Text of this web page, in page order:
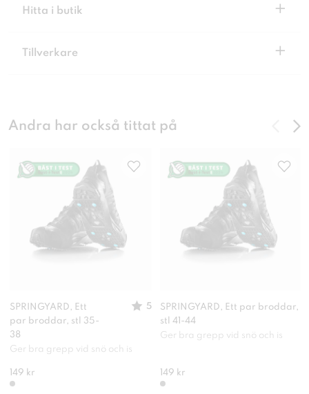
Hitta i butik +
Tillverkare +
Andra har också tittat på
SPRINGYARD, Ett
par broddar, stl 35-
38
5
Ger bra grepp vid snö och is
149 kr
SPRINGYARD, Ett par broddar,
stl 41-44
Ger bra grepp vid snö och is
149 kr